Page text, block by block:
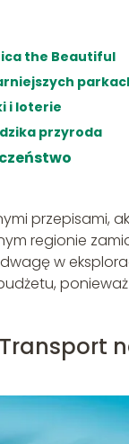
the Beautiful
i loterie
przyroda
regionie
w